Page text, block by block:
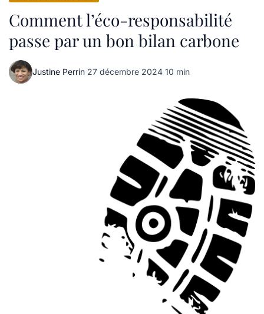
Comment l’éco-responsabilité
passe par un bon bilan carbone
Justine Perrin·27 décembre 2024·10 min